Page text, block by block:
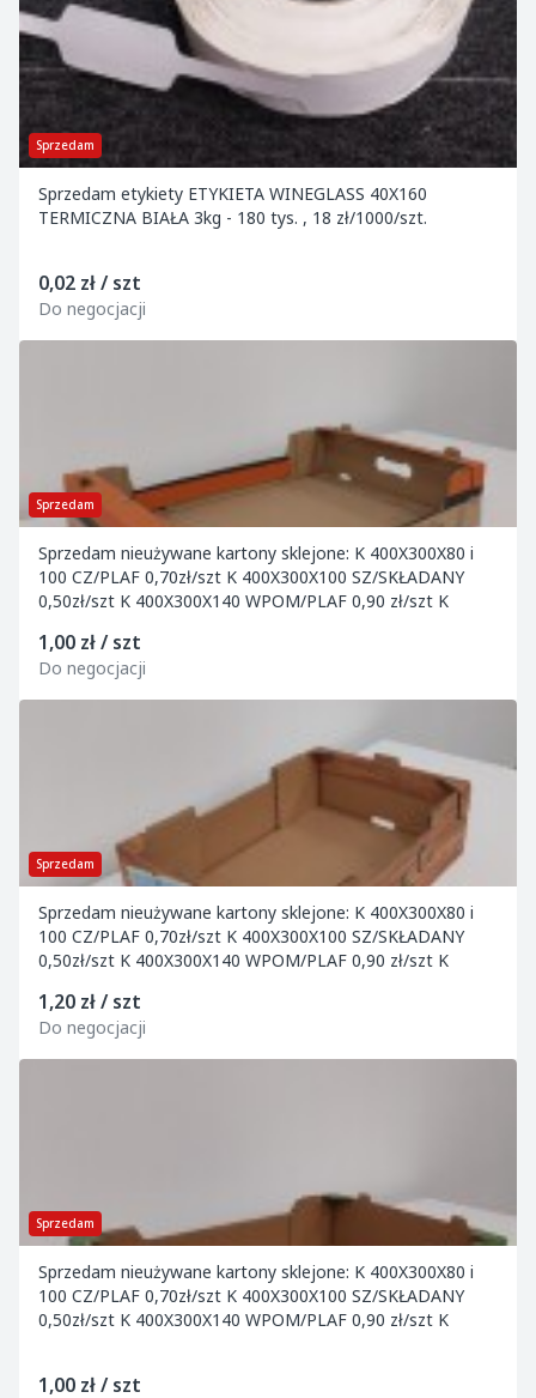
Sprzedam
Sprzedam etykiety ETYKIETA WINEGLASS 40X160
TERMICZNA BIAŁA 3kg - 180 tys. , 18 zł/1000/szt.
0,02 zł / szt
Do negocjacji
Sprzedam
Sprzedam nieużywane kartony sklejone: K 400X300X80 i
100 CZ/PLAF 0,70zł/szt K 400X300X100 SZ/SKŁADANY
0,50zł/szt K 400X300X140 WPOM/PLAF 0,90 zł/szt K
1,00 zł / szt
Do negocjacji
Sprzedam
Sprzedam nieużywane kartony sklejone: K 400X300X80 i
100 CZ/PLAF 0,70zł/szt K 400X300X100 SZ/SKŁADANY
0,50zł/szt K 400X300X140 WPOM/PLAF 0,90 zł/szt K
1,20 zł / szt
Do negocjacji
Sprzedam
Sprzedam nieużywane kartony sklejone: K 400X300X80 i
100 CZ/PLAF 0,70zł/szt K 400X300X100 SZ/SKŁADANY
0,50zł/szt K 400X300X140 WPOM/PLAF 0,90 zł/szt K
1,00 zł / szt